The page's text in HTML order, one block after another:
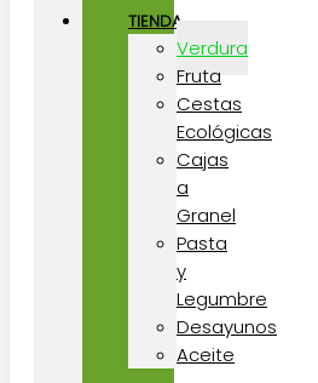
TIENDA
Verdura
Fruta
Cestas
Ecológicas
Cajas
a
Granel
Pasta
y
Legumbre
Desayunos
Aceite